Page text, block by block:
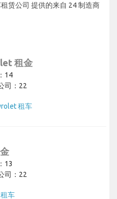
赁公司 提供的来自 24 制造商
租金
14
司：22
租车
13
司：22
车